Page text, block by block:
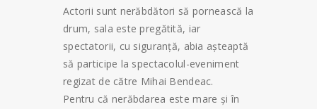
Actorii sunt nerăbdători să pornească la
drum, sala este pregătită, iar
spectatorii, cu siguranță, abia așteaptă
să participe la spectacolul-eveniment
regizat de către Mihai Bendeac.
Pentru că nerăbdarea este mare și în